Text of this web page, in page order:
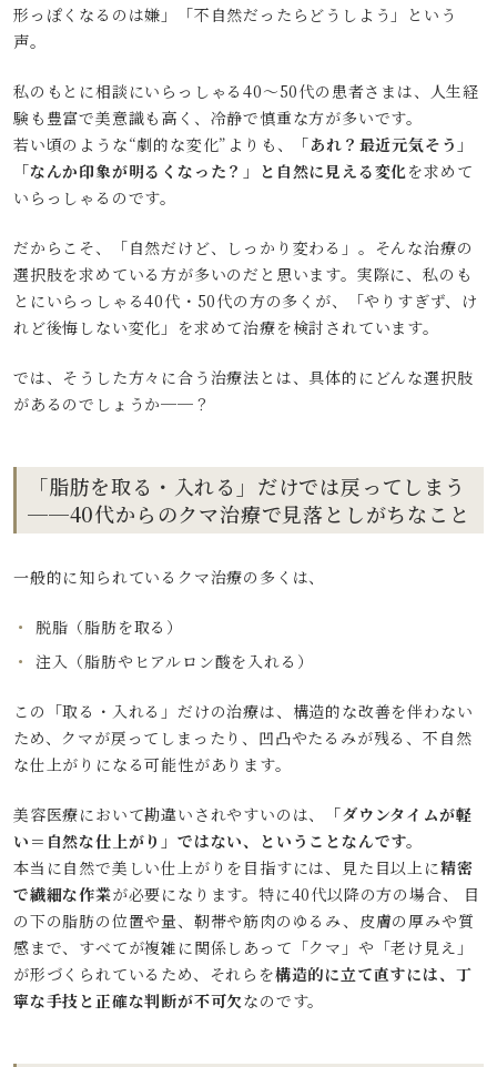
形っぽくなるのは嫌」「不自然だったらどうしよう」という
声。
私のもとに相談にいらっしゃる40〜50代の患者さまは、人生経
験も豊富で美意識も高く、冷静で慎重な方が多いです。
若い頃のような“劇的な変化”よりも、
「あれ？最近元気そう」
「なんか印象が明るくなった？」と自然に見える変化を求めて
いらっしゃるのです。
だからこそ、「自然だけど、しっかり変わる」。そんな治療の
選択肢を求めている方が多いのだと思います。実際に、私のも
とにいらっしゃる40代・50代の方の多くが、「やりすぎず、け
れど後悔しない変化」を求めて治療を検討されています。
では、そうした方々に合う治療法とは、具体的にどんな選択肢
があるのでしょうか──？
「脂肪を取る・入れる」だけでは戻ってしまう
──40代からのクマ治療で見落としがちなこと
一般的に知られているクマ治療の多くは、
脱脂（脂肪を取る）
注入（脂肪やヒアルロン酸を入れる）
この「取る・入れる」だけの治療は、構造的な改善を伴わない
ため、クマが戻ってしまったり、凹凸やたるみが残る、不自然
な仕上がりになる可能性があります。
美容医療において勘違いされやすいのは、
「ダウンタイムが軽
い＝自然な仕上がり」ではない、ということなんです。
本当に自然で美しい仕上がりを目指すには、見た目以上に精密
で繊細な作業が必要になります。特に40代以降の方の場合、 目
の下の脂肪の位置や量、靭帯や筋肉のゆるみ、皮膚の厚みや質
感まで、すべてが複雑に関係しあって「クマ」や「老け見え」
が形づくられているため、それらを構造的に立て直すには、丁
寧な手技と正確な判断が不可欠なのです。